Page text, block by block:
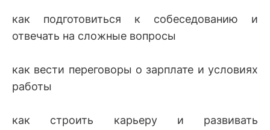
как подготовиться к собеседованию и
отвечать на сложные вопросы
как вести переговоры о зарплате и условиях
работы
как строить карьеру и развивать